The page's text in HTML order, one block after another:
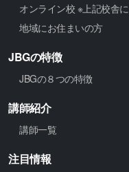
オンライン校 ※上記校舎
地域にお住まいの方
JBGの特徴
JBGの８つの特徴
講師紹介
講師一覧
注目情報